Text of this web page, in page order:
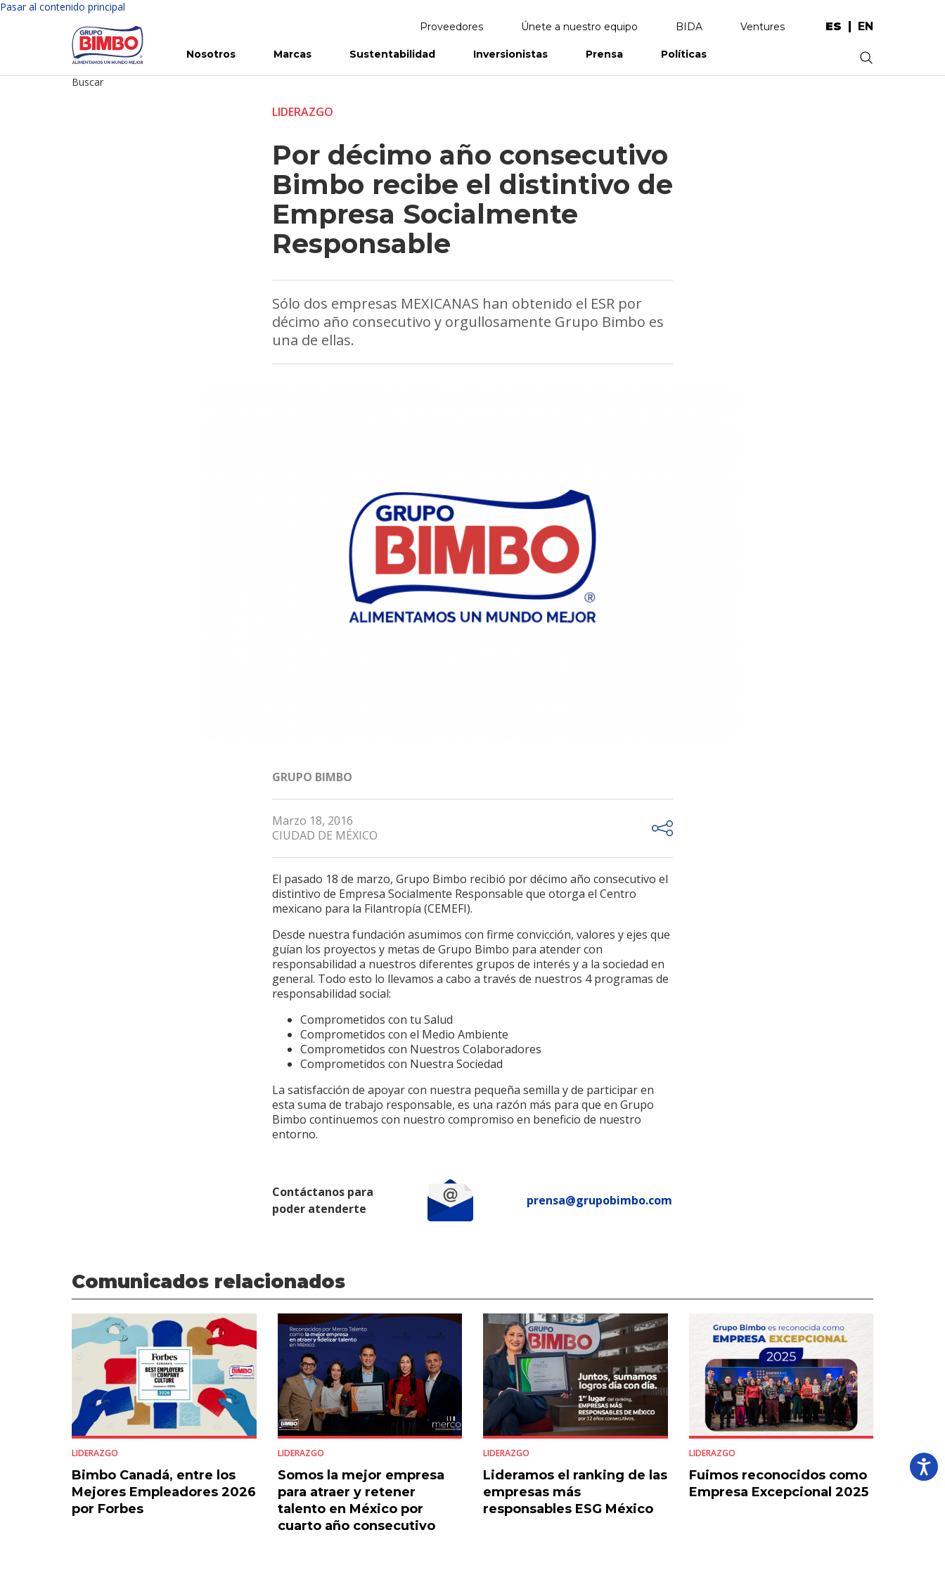
Pasar al contenido principal
Proveedores Únete a nuestro equipo BIDA Ventures ES EN
Nosotros Marcas Sustentabilidad Inversionistas Prensa Políticas
Buscar
.
LIDERAZGO
Por décimo año consecutivo
Bimbo recibe el distintivo de
Empresa Socialmente
Responsable
Sólo dos empresas MEXICANAS han obtenido el ESR por
décimo año consecutivo y orgullosamente Grupo Bimbo es
una de ellas.
GRUPO BIMBO
Marzo 18, 2016
CIUDAD DE MÉXICO
El pasado 18 de marzo, Grupo Bimbo recibió por décimo año consecutivo el
distintivo de Empresa Socialmente Responsable que otorga el Centro
mexicano para la Filantropía (CEMEFI).
Desde nuestra fundación asumimos con firme convicción, valores y ejes que
guían los proyectos y metas de Grupo Bimbo para atender con
responsabilidad a nuestros diferentes grupos de interés y a la sociedad en
general. Todo esto lo llevamos a cabo a través de nuestros 4 programas de
responsabilidad social:
Comprometidos con tu Salud
Comprometidos con el Medio Ambiente
Comprometidos con Nuestros Colaboradores
Comprometidos con Nuestra Sociedad
La satisfacción de apoyar con nuestra pequeña semilla y de participar en
esta suma de trabajo responsable, es una razón más para que en Grupo
Bimbo continuemos con nuestro compromiso en beneficio de nuestro
entorno.
Contáctanos para
poder atenderte
prensa@grupobimbo.com
Comunicados relacionados
LIDERAZGO
Bimbo Canadá, entre los
Mejores Empleadores 2026
por Forbes
LIDERAZGO
Somos la mejor empresa
para atraer y retener
talento en México por
cuarto año consecutivo
LIDERAZGO
Lideramos el ranking de las
empresas más
responsables ESG México
LIDERAZGO
Fuimos reconocidos como
Empresa Excepcional 2025